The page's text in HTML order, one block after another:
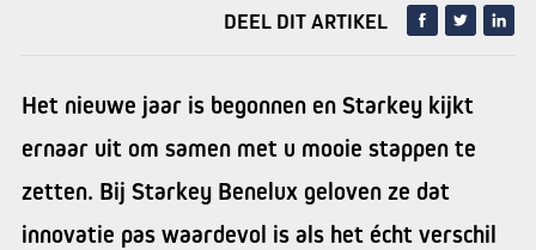
DEEL DIT ARTIKEL
Het nieuwe jaar is begonnen en Starkey kijkt
ernaar uit om samen met u mooie stappen te
zetten. Bij Starkey Benelux geloven ze dat
innovatie pas waardevol is als het écht verschil